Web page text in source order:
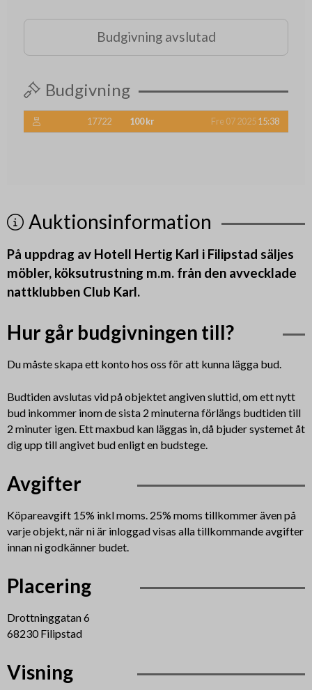
Budgivning avslutad
Budgivning
17722 100 kr Fre 07 202515:38
Auktionsinformation
På uppdrag av Hotell Hertig Karl i Filipstad säljes
möbler, köksutrustning m.m. från den avvecklade
nattklubben Club Karl.
Hur går budgivningen till?
Du måste skapa ett konto hos oss för att kunna lägga bud.
Budtiden avslutas vid på objektet angiven sluttid, om ett nytt
bud inkommer inom de sista 2 minuterna förlängs budtiden till
2 minuter igen. Ett maxbud kan läggas in, då bjuder systemet åt
dig upp till angivet bud enligt en budstege.
Avgifter
Köpareavgift 15% inkl moms. 25% moms tillkommer även på
varje objekt, när ni är inloggad visas alla tillkommande avgifter
innan ni godkänner budet.
Placering
Drottninggatan 6
68230 Filipstad
Visning